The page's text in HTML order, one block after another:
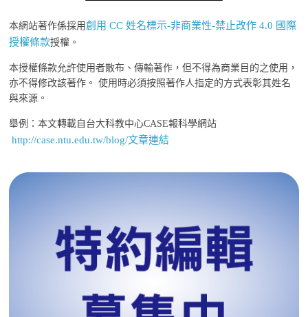
本網站著作係採用創用 CC 姓名標示-非商業性-禁止改作 4.0 國際
授權條款授權。
本授權條款允許使用者散布、傳輸著作，但不得為商業目的之使用，
亦不得修改該著作。 使用時必須按照著作人指定的方式表彰其姓名
與來源。
舉例：本文轉載自台大科教中心CASE報科學網站
http://case.ntu.edu.tw/blog/文章連結